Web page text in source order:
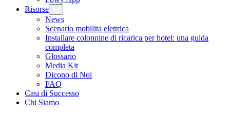
Risorse
News
Scenario mobilita elettrica
Installare colonnine di ricarica per hotel: una guida
completa
Glossario
Media Kit
Dicono di Noi
FAQ
Casi di Successo
Chi Siamo